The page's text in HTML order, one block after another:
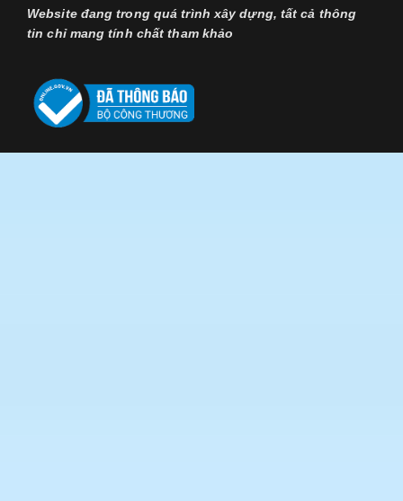
Website đang trong quá trình xây dựng, tất cả thông
tin chỉ mang tính chất tham khảo